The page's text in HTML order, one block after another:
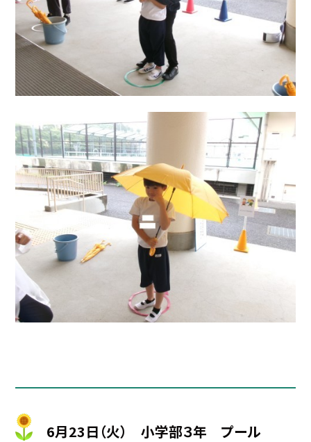
6月23日（火） 小学部３年 プール